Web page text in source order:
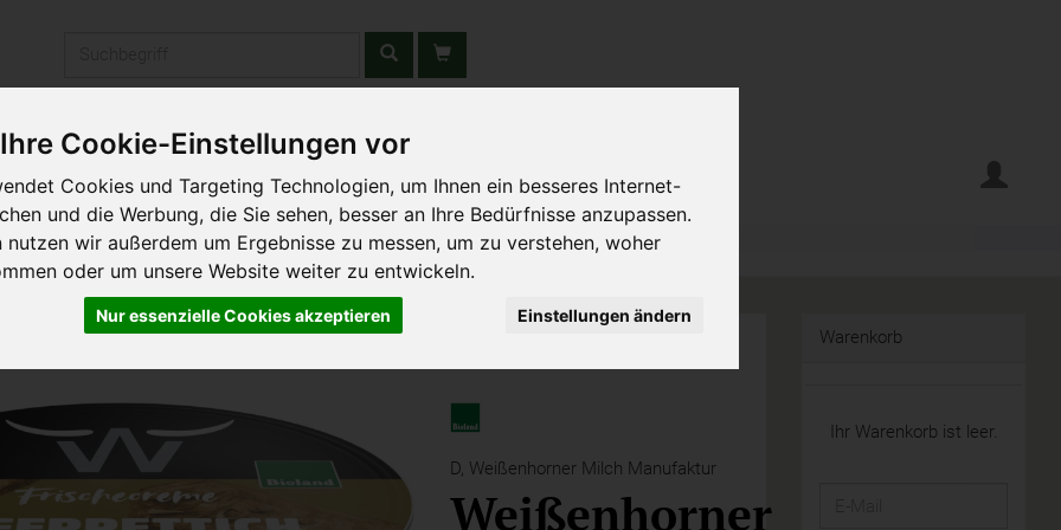
Cookie-Einstellungen vor
Cookies und Targeting Technologien, um Ihnen ein besseres Internet-
und die Werbung, die Sie sehen, besser an Ihre Bedürfnisse anzupassen.
nutzen wir außerdem um Ergebnisse zu messen, um zu verstehen, woher
oder um unsere Website weiter zu entwickeln.
Nur essenzielle Cookies akzeptieren Einstellungen ändern
& Schulen Liefergebiet Wochenmarkt
D, Weißenhorner Milch Manufaktur
Weißenhorner
Warenkorb
Ihr Warenkorb ist leer.